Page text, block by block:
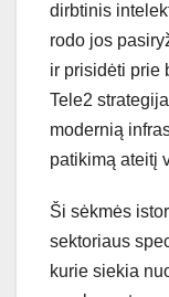
dirbtinis
rodo jos
ir prisidėti prie
Tele2
modernią
patikimą ateitį
Ši sėkmės
sektoriaus
kurie siekia